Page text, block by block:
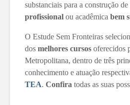
substanciais para a construção de
profissional ou acadêmica bem
O Estude Sem Fronteiras
dos melhores cursos oferecidos
Metropolitana, dentro de três
conhecimento e atuação
TEA. Confira todas as suas